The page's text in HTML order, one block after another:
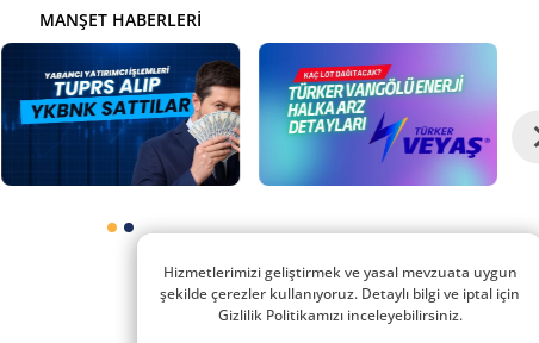
MANŞET HABERLERI
Hizmetlerimizi geliştirmek ve yasal mevzuata uygun
şekilde çerezler kullanıyoruz. Detaylı bilgi ve iptal için
Gizlilik Politikamızı inceleyebilirsiniz.